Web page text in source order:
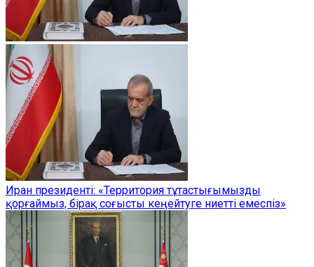
Иран президенті: «Территория тұтастығымызды
қорғаймыз, бірақ соғысты кеңейтуге ниетті емеспіз»